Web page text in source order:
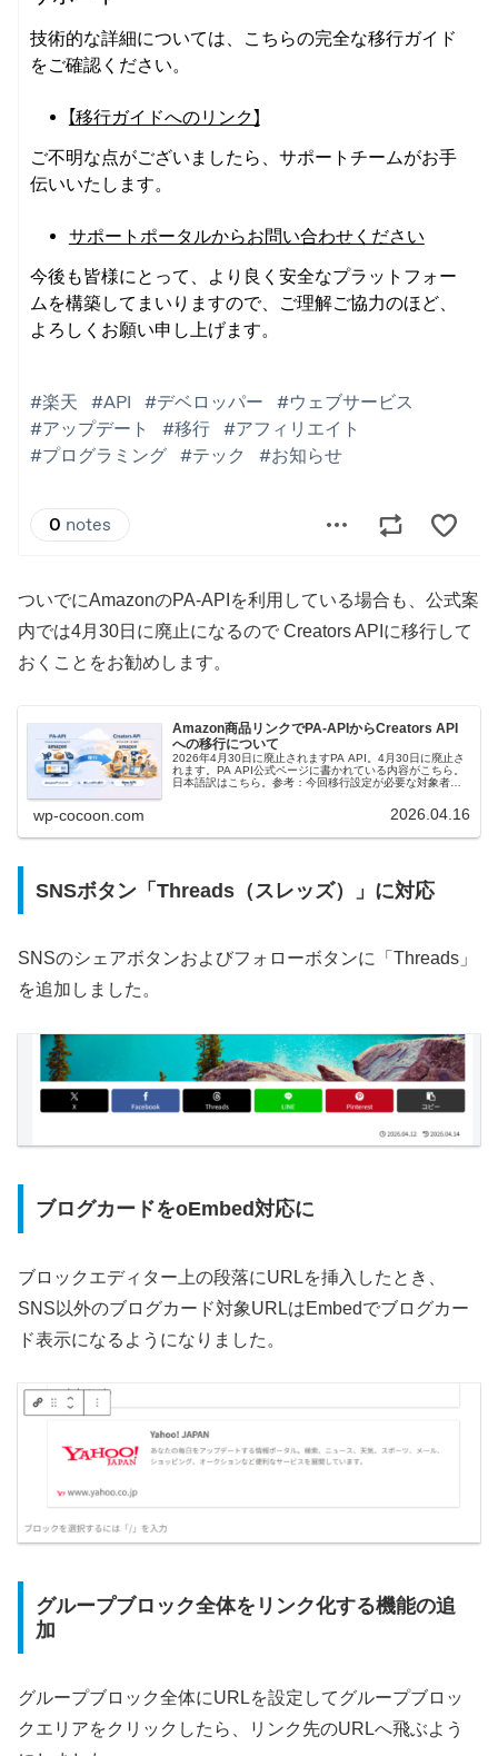
ついでにAmazonのPA-APIを利用している場合も、公式案
内では4月30日に廃止になるので Creators APIに移行して
おくことをお勧めします。
Amazon商品リンクでPA-APIからCreators API
への移行について
2026年4月30日に廃止されますPA API。4月30日に廃止さ
れます。PA API公式ページに書かれている内容がこちら。
日本語訳はこちら。参考：今回移行設定が必要な対象者
wp-cocoon.com 2026.04.16
SNSボタン「Threads（スレッズ）」に対応
SNSのシェアボタンおよびフォローボタンに「Threads」
を追加しました。
ブログカードをoEmbed対応に
ブロックエディター上の段落にURLを挿入したとき、
SNS以外のブログカード対象URLはEmbedでブログカー
ド表示になるようになりました。
グループブロック全体をリンク化する機能の追
加
グループブロック全体にURLを設定してグループブロッ
クエリアをクリックしたら、リンク先のURLへ飛ぶよう